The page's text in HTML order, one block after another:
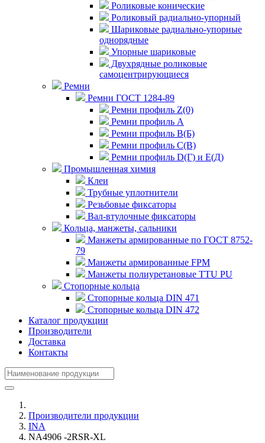
Роликовые конические
Роликовый радиально-упорный
Шариковые радиально-упорные
однорядные
Упорные шариковые
Двухрядные роликовые
самоцентрирующиеся
Ремни
Ремни ГОСТ 1284-89
Ремни профиль Z(0)
Ремни профиль А
Ремни профиль В(Б)
Ремни профиль С(В)
Ремни профиль D(Г) и E(Д)
Промышленная химия
Клеи
Трубные уплотнители
Резьбовые фиксаторы
Вал-втулочные фиксаторы
Кольца, манжеты, сальники
Манжеты армированные по ГОСТ 8752-
79
Манжеты армированные FPM
Манжеты полиуретановые TTU PU
Стопорные кольца
Стопорные кольца DIN 471
Стопорные кольца DIN 472
Каталог продукции
Производители
Доставка
Контакты
Производители продукции
INA
NA4906 -2RSR-XL